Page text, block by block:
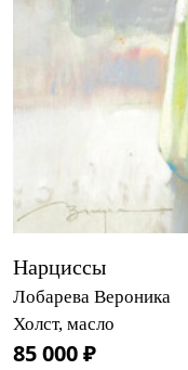
Нарциссы
Лобарева Вероника
Холст, масло
85 000 ₽